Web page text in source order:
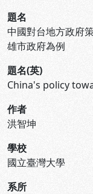
題名
中國對台地方政府
雄市政府為例
題名(英)
China's policy
作者
洪智坤
學校
國立臺灣大學
系所